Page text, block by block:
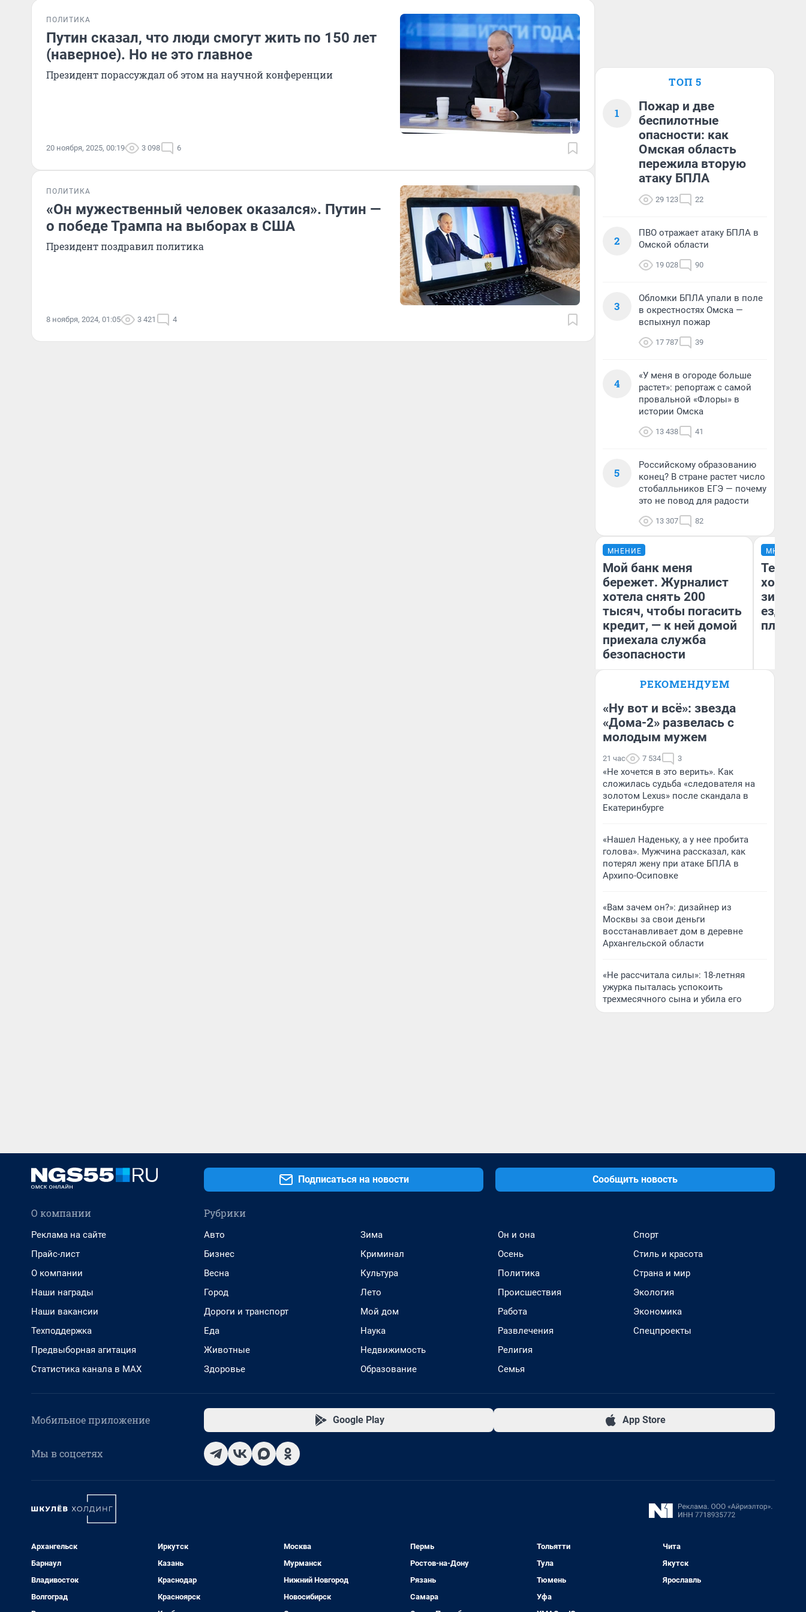
ПОЛИТИКА
Путин сказал, что люди смогут жить по 150 лет
(наверное). Но не это главное
Президент порассуждал об этом на научной конференции
20 ноября, 2025, 00:19 3 098 6
ПОЛИТИКА
«Он мужественный человек оказался». Путин —
о победе Трампа на выборах в США
Президент поздравил политика
8 ноября, 2024, 01:05 3 421 4
ТОП 5
1
Пожар и две
беспилотные
опасности: как
Омская область
пережила вторую
атаку БПЛА
29 123 22
2
ПВО отражает атаку БПЛА в
Омской области
19 028 90
3
Обломки БПЛА упали в поле
в окрестностях Омска —
вспыхнул пожар
17 787 39
4
«У меня в огороде больше
растет»: репортаж с самой
провальной «Флоры» в
истории Омска
13 438 41
5
Российскому образованию
конец? В стране растет число
стобалльников ЕГЭ — почему
это не повод для радости
13 307 82
МНЕНИЕ
Мой банк меня
бережет. Журналист
хотела снять 200
тысяч, чтобы погасить
кредит, — к ней домой
приехала служба
безопасности
Ксения Владимирская
МНЕНИЕ
Тепло
зимой.
ездит
плюсы
РЕКОМЕНДУЕМ
«Ну вот и всё»: звезда
«Дома-2» развелась с
молодым мужем
21 час 7 534 3
«Не хочется в это верить». Как
сложилась судьба «следователя на
золотом Lexus» после скандала в
Екатеринбурге
«Нашел Наденьку, а у нее пробита
голова». Мужчина рассказал, как
потерял жену при атаке БПЛА в
Архипо-Осиповке
«Вам зачем он?»: дизайнер из
Москвы за свои деньги
восстанавливает дом в деревне
Архангельской области
«Не рассчитала силы»: 18-летняя
ужурка пыталась успокоить
трехмесячного сына и убила его
Подписаться на новости Сообщить новость
О компании
Реклама на сайте
Прайс-лист
О компании
Наши награды
Наши вакансии
Техподдержка
Предвыборная агитация
Статистика канала в MAX
Рубрики
Авто
Бизнес
Весна
Город
Дороги и транспорт
Еда
Животные
Здоровье
Зима
Криминал
Культура
Лето
Мой дом
Наука
Недвижимость
Образование
Он и она
Осень
Политика
Происшествия
Работа
Развлечения
Религия
Семья
Спорт
Стиль и красота
Страна и мир
Экология
Экономика
Спецпроекты
Мобильное приложение Google Play App Store
Мы в соцсетях
Архангельск
Барнаул
Владивосток
Волгоград
Иркутск
Казань
Краснодар
Красноярск
Москва
Мурманск
Нижний Новгород
Новосибирск
Пермь
Ростов-на-Дону
Рязань
Самара
Тольятти
Тула
Тюмень
Уфа
Чита
Якутск
Ярославль